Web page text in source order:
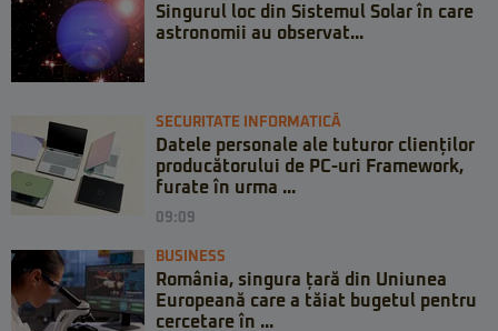
Singurul loc din Sistemul Solar în care
astronomii au observat...
SECURITATE INFORMATICĂ
Datele personale ale tuturor clienților
producătorului de PC-uri Framework,
furate în urma ...
09:09
BUSINESS
România, singura țară din Uniunea
Europeană care a tăiat bugetul pentru
cercetare în ...